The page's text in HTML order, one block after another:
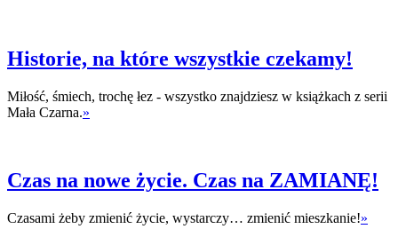
Historie, na które wszystkie czekamy!
Miłość, śmiech, trochę łez - wszystko znajdziesz w książkach z serii
Mała Czarna.»
Czas na nowe życie. Czas na ZAMIANĘ!
Czasami żeby zmienić życie, wystarczy… zmienić mieszkanie!»